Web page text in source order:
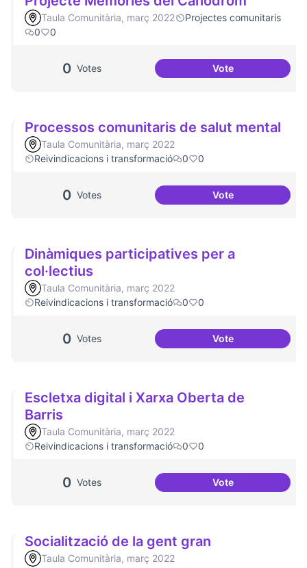
Taula Comunitària, març 2022
Projectes comunitaris
0
0
0 Votes VoteProjecte
Processos comunitaris de salut mental
Taula Comunitària, març 2022
Reivindicacions i transformació
0 0
0 Votes VoteProcessos
Dinàmiques participatives per a
col·lectius
Taula Comunitària, març 2022
Reivindicacions i transformació
0 0
0 Votes VoteDinàmiques
Escletxa digital i Xarxa Oberta de
Barris
Taula Comunitària, març 2022
Reivindicacions i transformació
0 0
0 Votes VoteEscletxa digital i
Socialització de la gent gran
Taula Comunitària, març 2022